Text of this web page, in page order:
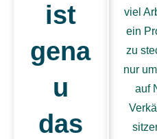
ist
gena
u
das
viel
ein
zu
nur
auf